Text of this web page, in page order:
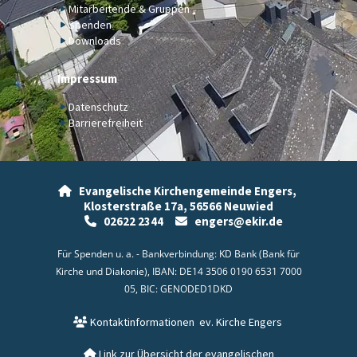
Mitarbeitende & Gruppen
Spenden
Downloads
Impressum
Datenschutz
Barrierefreiheit

Evangelische Kirchengemeinde Engers,
Klosterstraße 17a, 56566 Neuwied
02622 2344 engers@ekir.de
Für Spenden u. a. - Bankverbindung: KD Bank (Bank für
Kirche und Diakonie), IBAN: DE14 3506 0190 6531 7000
05, BIC: GENODED1DKD
Kontaktinformationen ev. Kirche Engers
Link zur Übersicht der evangelischen